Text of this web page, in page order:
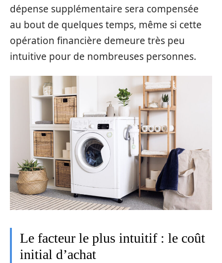
dépense supplémentaire sera compensée
au bout de quelques temps, même si cette
opération financière demeure très peu
intuitive pour de nombreuses personnes.
Le facteur le plus intuitif : le coût
initial d’achat